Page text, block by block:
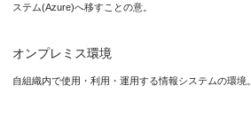
一方近年では、利用者の計算ニーズ・
ステム(Azure)へ移すことの意。
オンプレミス環境
自組織内で使用・利用・運用する情報システムの環境。